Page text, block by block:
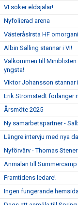
VI söker eldsjälar!
Nyfolierad arena
VästeråsIrsta HF
Albin Sälling stannar i VI!
Välkommen till
yngsta!
Viktor Johansson stannar
Erik Strömstedt förlänger
Årsmöte 2025
Ny samarbetspartner -
Längre intervju med nya
Nyförvärv - Thomas
Anmälan till
Framtidens ledare!
Ingen fungerande